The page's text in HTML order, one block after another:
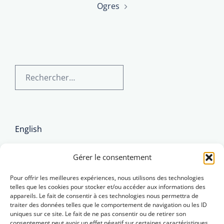
Gérer le consentement
Pour offrir les meilleures expériences, nous utilisons des technologies
telles que les cookies pour stocker et/ou accéder aux informations des
appareils. Le fait de consentir à ces technologies nous permettra de
traiter des données telles que le comportement de navigation ou les ID
uniques sur ce site. Le fait de ne pas consentir ou de retirer son
Ogres
English